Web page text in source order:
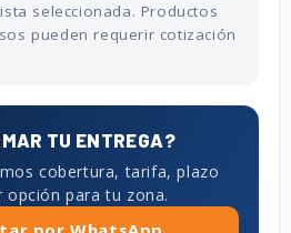
seleccionada. Productos
pueden requerir cotización
TU ENTREGA?
cobertura, tarifa, plazo
para tu zona.